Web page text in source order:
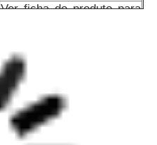
Ver ficha do produto para